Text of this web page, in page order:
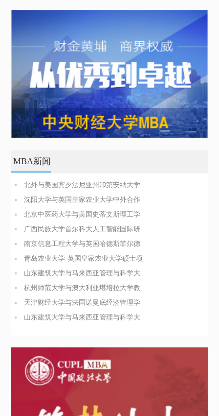
MBA新闻
北外与美国宾夕法尼亚州印第安纳大学
商业分析硕士简章
沈阳大学与英国皇家农业大学中外合作
办学博士（PhD）简章
北京中医药大学与美国史蒂文斯理工学
院医疗健康领导力与管理硕士
广西民族大学首尔科大人工智能国际研
究生院合办硕士招生简章
南京信息工程大学与英国哈德斯菲尔德
大学合办博士项目简介
青岛农业大学-英国皇家农业大学硕士项
目招生简章
山东建筑大学与马来西亚管理与科学大
学管理科学硕士招生简章
杭州师范大学与澳大利亚堪培拉大学教
育领导与管理硕士简章
天津财经大学与法国诺曼底经济管理学
院工商管理硕士招生简章
山东建筑大学与马来西亚管理与科学大